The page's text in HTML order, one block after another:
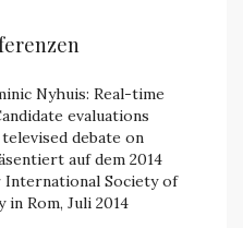
Nyhuis: Real-time
evaluations
debate on
auf dem 2014
International Society of
Rom, Juli 2014